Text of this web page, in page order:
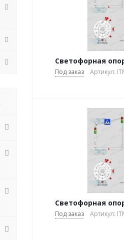
Светофорная
Под заказ Артикул:
Светофорная
Под заказ Артикул: